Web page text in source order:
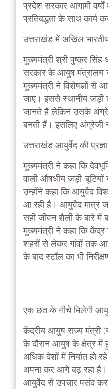
प्रदेश सरकार आगामी
प्रतिबद्धता के साथ कार्य
उत्तराखंड में अखिल
मुख्यमंत्री श्री पुष्कर सिंह
सरकार के आयुष मंत्रालय से
मुख्यमंत्री ने विशेषज्ञों से
जाए। इससे स्थानीय जड़ी
जानते है लेकिन उसके
बनती हैं। इसलिए अंग्रेजी
उत्तराखंड आयुर्वेद की
मुख्यमंत्री ने कहा कि
वाली औषधीय जड़ी-
उन्होंने कहा कि आयुर्वेद
आ रही है। आयुर्वेद मात्र
सही जीवन शैली के बारे में
मुख्यमंत्री ने कहा कि केंद्र
शहरों से लेकर गांवों तक
के बाद स्टॉल का भी
एक छत के नीचे मिलेगी
केंद्रीय आयुष राज्य मंत्री
के दौरान आयुष के क्षेत्र में
अधिक देशों में निर्यात हो
अपना कर आगे बढ़ रहा है।
आयुर्वेद से उपचार पसंद